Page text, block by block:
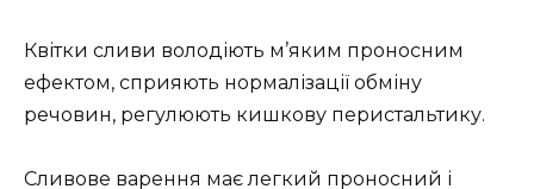
Квітки сливи володіють м’яким проносним
ефектом, сприяють нормалізації обміну
речовин, регулюють кишкову перистальтику.
Сливове варення має легкий проносний і